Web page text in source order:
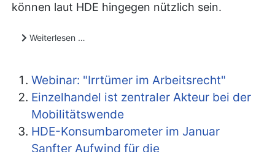
können laut HDE hingegen nützlich sein.
Weiterlesen …
Webinar: "Irrtümer im Arbeitsrecht"
Einzelhandel ist zentraler Akteur bei der
Mobilitätswende
HDE-Konsumbarometer im Januar
Sanfter Aufwind für die